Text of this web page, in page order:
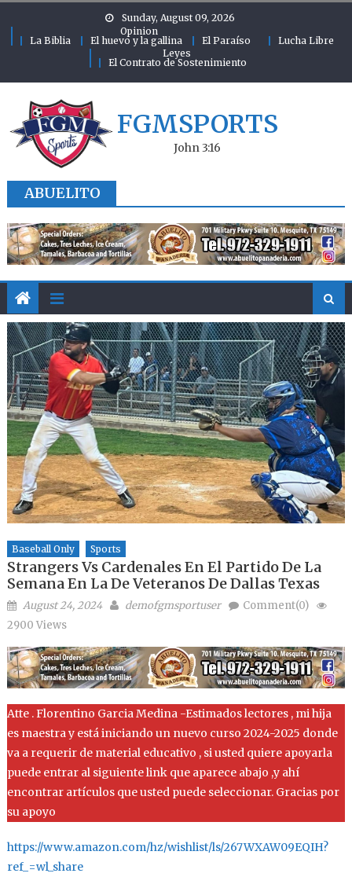
Sunday, August 09, 2026
Opinion
La Biblia
El huevo y la gallina El Paraíso
Lucha Libre
Leyes
El Contrato de Sostenimiento
FGMSPORTS
John 3:16
ABUELITO
Baseball Only Sports
Strangers Vs Cardenales En El Partido De La
Semana En La De Veteranos De Dallas Texas
Posted on
August 24, 2024 Author
demofgmsportuser
Comment(0)
2900 Views
Atte . Florentino Garcia Medina -Estimados lectores , mi hija
es maestra y está iniciando un nuevo curso 2024-2025 donde
va a requerir de material educativo , si usted quiere apoyarla
puede entrar al siguiente link que aparece abajo ,y ahí
encontrar artículos que usted puede seleccionar. Gracias por
su apoyo
https://www.amazon.com/hz/wishlist/ls/267WXAW09EQIH?
ref_=wl_share